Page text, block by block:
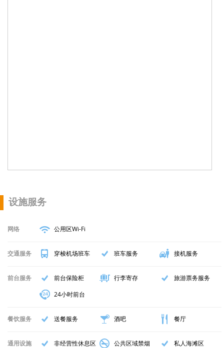
设施服务
网络 公用区Wi-Fi
交通服务 穿梭机场班车 班车服务 接机服务
前台服务 前台保险柜 行李寄存
旅游票务服务
24小时前台
餐饮服务 送餐服务 酒吧 餐厅
通用设施 非经营性休息区 公共区域禁烟 私人海滩区